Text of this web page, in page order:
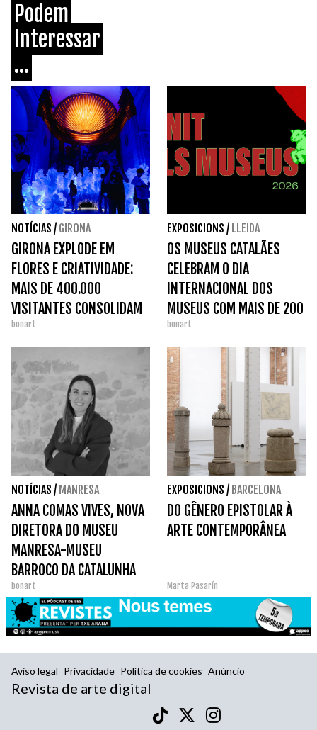
Podem
Interessar
...
NOTÍCIAS / GIRONA
GIRONA EXPLODE EM
FLORES E CRIATIVIDADE:
MAIS DE 400.000
VISITANTES CONSOLIDAM
O SUCESSO DO TEMPS DE
FLORS.
bonart
EXPOSICIONS / LLEIDA
OS MUSEUS CATALÃES
CELEBRAM O DIA
INTERNACIONAL DOS
MUSEUS COM MAIS DE 200
ATIVIDADES EM TODO O
PAÍS.
bonart
NOTÍCIAS / MANRESA
ANNA COMAS VIVES, NOVA
DIRETORA DO MUSEU
MANRESA-MUSEU
BARROCO DA CATALUNHA
bonart
EXPOSICIONS / BARCELONA
DO GÊNERO EPISTOLAR À
ARTE CONTEMPORÂNEA
Marta Pasarín
Aviso legal Privacidade Política de cookies Anúncio
Revista de arte digital